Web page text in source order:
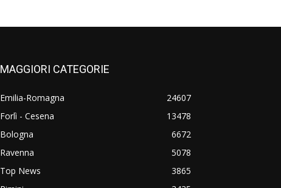
MAGGIORI CATEGORIE
Emilia-Romagna
24607
Forlì - Cesena
13478
Bologna
6672
Ravenna
5078
Top News
3865